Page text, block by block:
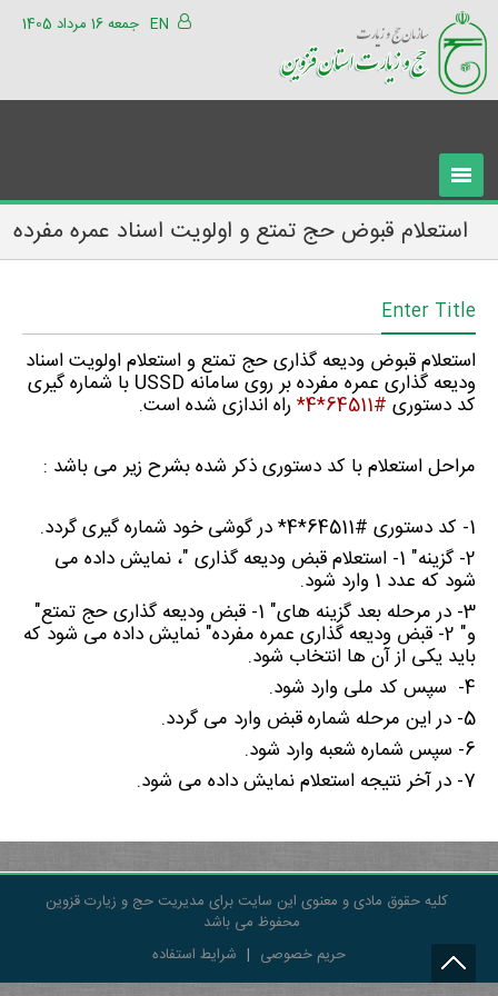
جمعه 16 مرداد 1405 EN
استعلام قبوض حج تمتع و اولویت اسناد عمره مفرده
Enter Title
استعلام قبوض ودیعه گذاری حج تمتع و استعلام اولویت اسناد
ودیعه گذاری عمره مفرده بر روی سامانه USSD با شماره گیری
کد دستوری #64511*4*
راه اندازی شده است.
مراحل استعلام با کد دستوری ذکر شده بشرح زیر می باشد :
1- کد دستوری #64511*4* در گوشی خود شماره گیری گردد.
2- گزینه" 1‏- استعلام قبض ودیعه گذاری "، نمایش داده می
شود که عدد 1 وارد شود.
3- در مرحله بعد گزینه های" 1‏- قبض ودیعه گذاری حج تمتع"
و" 2‏- قبض ودیعه گذاری عمره مفرده" نمایش داده می شود که
باید یکی از آن ها انتخاب شود.
4- سپس کد ملی وارد شود.
5- در این مرحله شماره قبض وارد می گردد.
6- سپس شماره شعبه وارد شود.
7- در آخر نتیجه استعلام نمایش داده می شود.
کلیه حقوق مادی و معنوی این سایت برای مدیریت حج و زیارت قزوین
محفوظ می باشد
حریم خصوصی | شرایط استفاده